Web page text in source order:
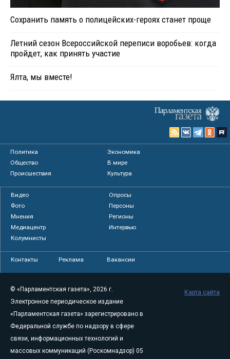
Сохранить память о полицейских-героях станет проще
Летний сезон Всероссийской переписи воробьев: когда
пройдет, как принять участие
Ялта, мы вместе!
Политика
Экономика
Общество
В мире
Происшествия
Культура
Видео
Опросы
Фото
Персоны
Мнения
Регионы
Медиацентр
Интервью
Колумнисты
Контакты Реклама Вакансии
© «Парламентская газета», 2026 г.
Электронное периодическое издание
«Парламентская газета» зарегистрировано в
Федеральной службе по надзору в сфере
связи, информационных технологий и
массовых коммуникаций (Роскомнадзор) 05
Карта сайта